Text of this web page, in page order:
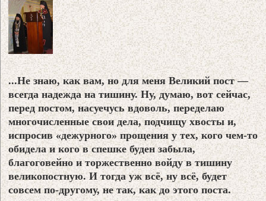
...Не знаю, как вам, но для меня Великий пост —
всегда надежда на тишину. Ну, думаю, вот сейчас,
перед постом, насуечусь вдоволь, переделаю
многочисленные свои дела, подчищу хвосты и,
испросив «дежурного» прощения у тех, кого чем-то
обидела и кого в спешке буден забыла,
благоговейно и торжественно войду в тишину
великопостную. И тогда уж всё, ну всё, будет
совсем по-другому, не так, как до этого поста.